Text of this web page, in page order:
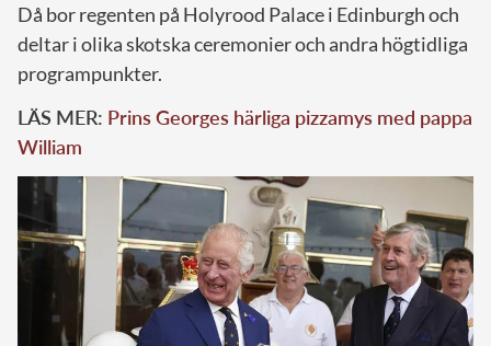
Då bor regenten på Holyrood Palace i Edinburgh och
deltar i olika skotska ceremonier och andra högtidliga
programpunkter.
LÄS MER: Prins Georges härliga pizzamys med pappa
William